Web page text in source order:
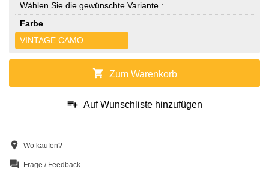
Wählen Sie die gewünschte Variante :
Farbe
VINTAGE CAMO
shopping_cart Zum Warenkorb
playlist_add Auf Wunschliste hinzufügen
location_on Wo kaufen?
question_answer Frage / Feedback